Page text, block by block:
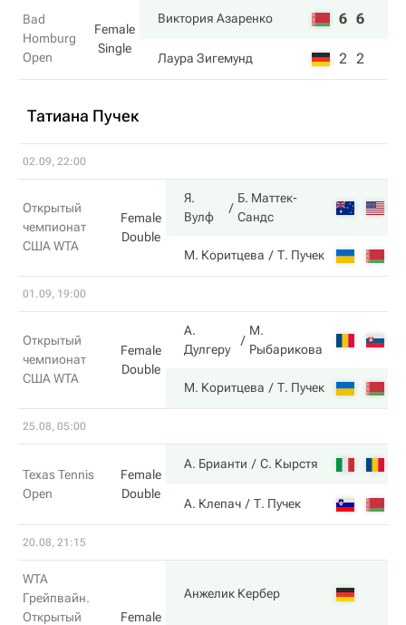
Bad
Homburg
Open
Female
Single
Виктория Азаренко 6 6
Лаура Зигемунд 2 2
Татиана Пучек
02.09, 22:00
Открытый
чемпионат
США WTA
Female
Double
Я.
Вулф
Б. Маттек-
Сандс
М. Коритцева Т. Пучек
01.09, 19:00
Открытый
чемпионат
США WTA
Female
Double
А.
Дулгеру
М.
Рыбарикова
М. Коритцева Т. Пучек
25.08, 05:00
Texas Tennis
Open
Female
Double
А. Брианти С. Кырстя
А. Клепач Т. Пучек
20.08, 21:15
WTA
Грейпвайн.
Открытый
Female
Анжелик Кербер